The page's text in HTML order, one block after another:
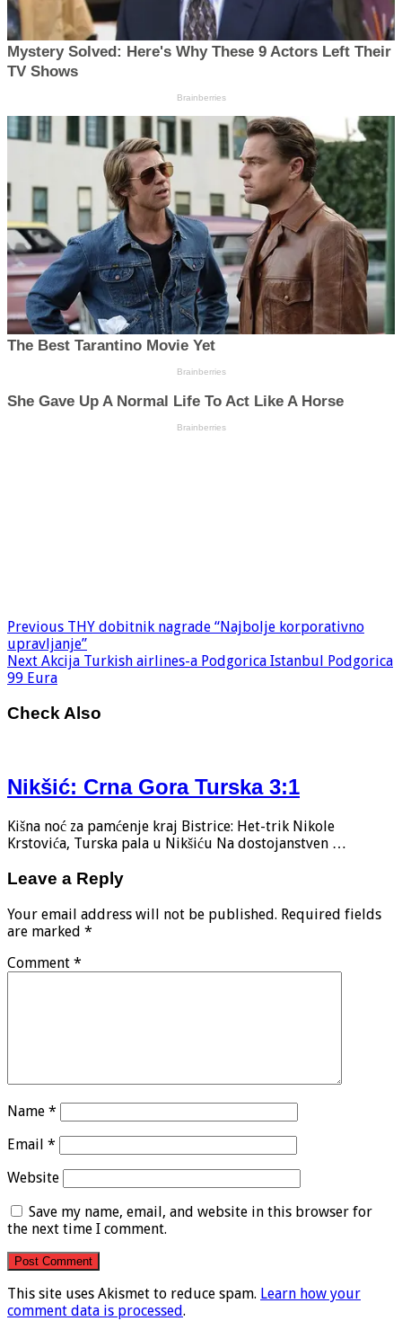
Previous THY dobitnik nagrade “Najbolje korporativno
upravljanje”
Next Akcija Turkish airlines-a Podgorica Istanbul Podgorica
99 Eura
Check Also
Nikšić: Crna Gora Turska 3:1
Kišna noć za pamćenje kraj Bistrice: Het-trik Nikole
Krstovića, Turska pala u Nikšiću Na dostojanstven …
Leave a Reply
Your email address will not be published. Required fields
are marked *
Comment *
Name *
Email *
Website
Save my name, email, and website in this browser for
the next time I comment.
This site uses Akismet to reduce spam. Learn how your
comment data is processed.